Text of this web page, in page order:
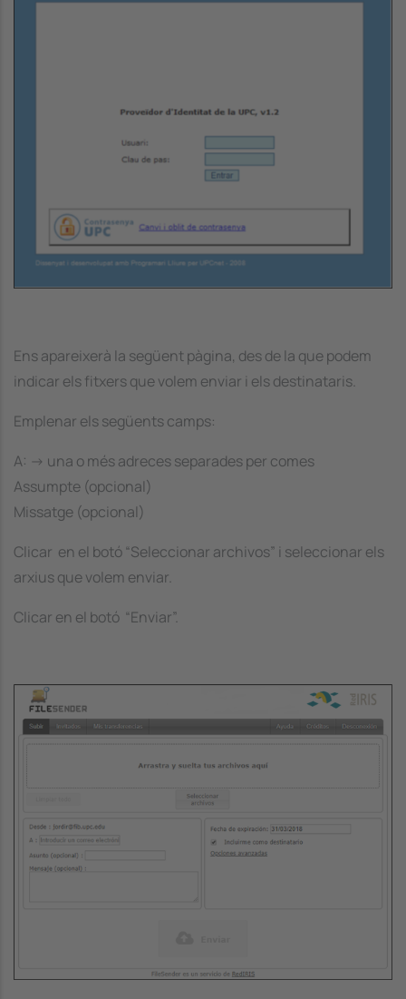
Ens apareixerà la següent pàgina, des de la que podem
indicar els fitxers que volem enviar i els destinataris.
Emplenar els següents camps:
A: -> una o més adreces separades per comes
Assumpte (opcional)
Missatge (opcional)
Clicar en el botó “Seleccionar archivos” i seleccionar els
arxius que volem enviar.
Clicar en el botó “Enviar”.
Image